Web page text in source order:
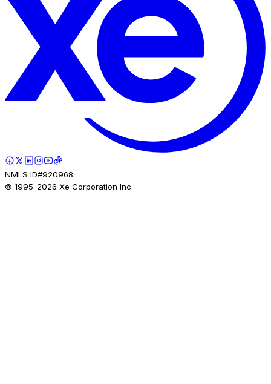
NMLS ID#920968.
© 1995-2026 Xe Corporation Inc.